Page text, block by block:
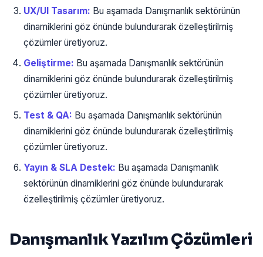
UX/UI Tasarım: Bu aşamada Danışmanlık sektörünün
dinamiklerini göz önünde bulundurarak özelleştirilmiş
çözümler üretiyoruz.
Geliştirme: Bu aşamada Danışmanlık sektörünün
dinamiklerini göz önünde bulundurarak özelleştirilmiş
çözümler üretiyoruz.
Test & QA: Bu aşamada Danışmanlık sektörünün
dinamiklerini göz önünde bulundurarak özelleştirilmiş
çözümler üretiyoruz.
Yayın & SLA Destek: Bu aşamada Danışmanlık
sektörünün dinamiklerini göz önünde bulundurarak
özelleştirilmiş çözümler üretiyoruz.
Danışmanlık Yazılım Çözümleri